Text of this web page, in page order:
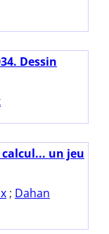
Dessin
un jeu
; Dahan